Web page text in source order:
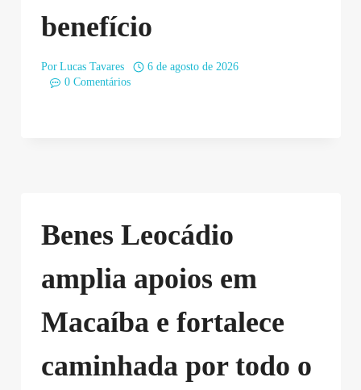
benefício
Por Lucas Tavares
6 de agosto de 2026
0 Comentários
Benes Leocádio
amplia apoios em
Macaíba e fortalece
caminhada por todo o